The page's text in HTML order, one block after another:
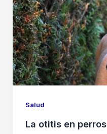
Salud
La otitis en perros